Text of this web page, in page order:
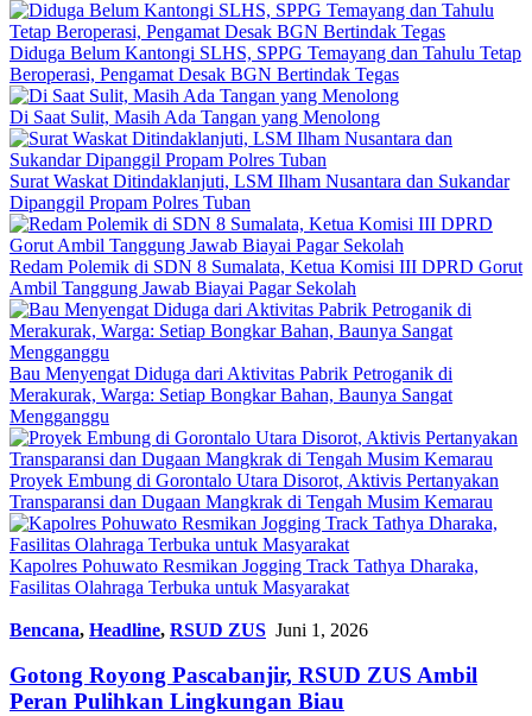
Diduga Belum Kantongi SLHS, SPPG Temayang dan Tahulu Tetap
Beroperasi, Pengamat Desak BGN Bertindak Tegas
Di Saat Sulit, Masih Ada Tangan yang Menolong
Surat Waskat Ditindaklanjuti, LSM Ilham Nusantara dan Sukandar
Dipanggil Propam Polres Tuban
Redam Polemik di SDN 8 Sumalata, Ketua Komisi III DPRD Gorut
Ambil Tanggung Jawab Biayai Pagar Sekolah
Bau Menyengat Diduga dari Aktivitas Pabrik Petroganik di
Merakurak, Warga: Setiap Bongkar Bahan, Baunya Sangat
Mengganggu
Proyek Embung di Gorontalo Utara Disorot, Aktivis Pertanyakan
Transparansi dan Dugaan Mangkrak di Tengah Musim Kemarau
Kapolres Pohuwato Resmikan Jogging Track Tathya Dharaka,
Fasilitas Olahraga Terbuka untuk Masyarakat
Bencana, Headline, RSUD ZUS Juni 1, 2026
Gotong Royong Pascabanjir, RSUD ZUS Ambil
Peran Pulihkan Lingkungan Biau